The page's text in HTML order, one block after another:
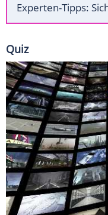
Experten-Tipps:
Quiz